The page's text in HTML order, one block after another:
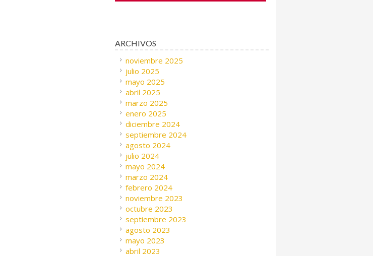
ARCHIVOS
noviembre 2025
julio 2025
mayo 2025
abril 2025
marzo 2025
enero 2025
diciembre 2024
septiembre 2024
agosto 2024
julio 2024
mayo 2024
marzo 2024
febrero 2024
noviembre 2023
octubre 2023
septiembre 2023
agosto 2023
mayo 2023
abril 2023